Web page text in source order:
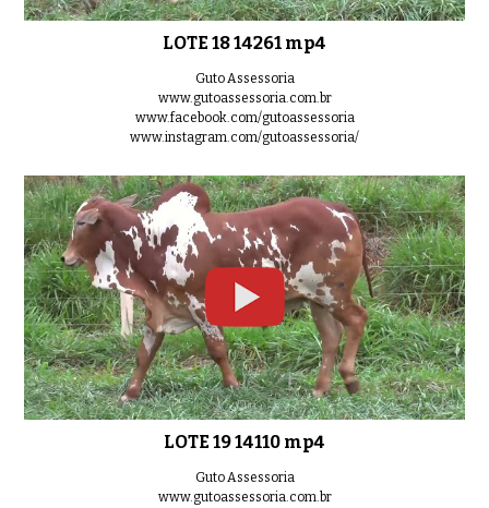
LOTE 18 14261 mp4
Guto Assessoria
www.gutoassessoria.com.br
www.facebook.com/gutoassessoria
www.instagram.com/gutoassessoria/
LOTE 19 14110 mp4
Guto Assessoria
www.gutoassessoria.com.br